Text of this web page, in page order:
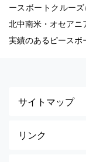
ースボートクルー
北中南米・オセア
実績のあるピースボ
サイトマップ
リンク